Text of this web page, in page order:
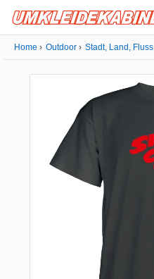
Home Outdoor Stadt, Land, Fluss